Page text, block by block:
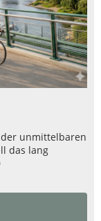
der unmittelbaren
das lang